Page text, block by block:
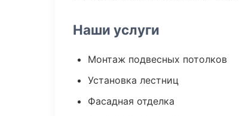
Наши услуги
Монтаж подвесных потолков
Установка лестниц
Фасадная отделка